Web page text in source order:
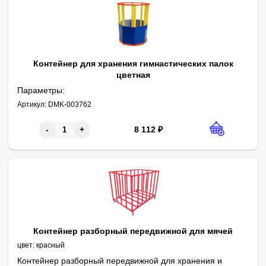
Контейнер для хранения гимнастических палок
цветная
Параметры:
Высота - 600 мм
Артикул: DMK-003762
- + 8 112 ₽
Контейнер разборный передвижной для мячей
цвет: красный
Контейнер разборный передвижной для хранения и